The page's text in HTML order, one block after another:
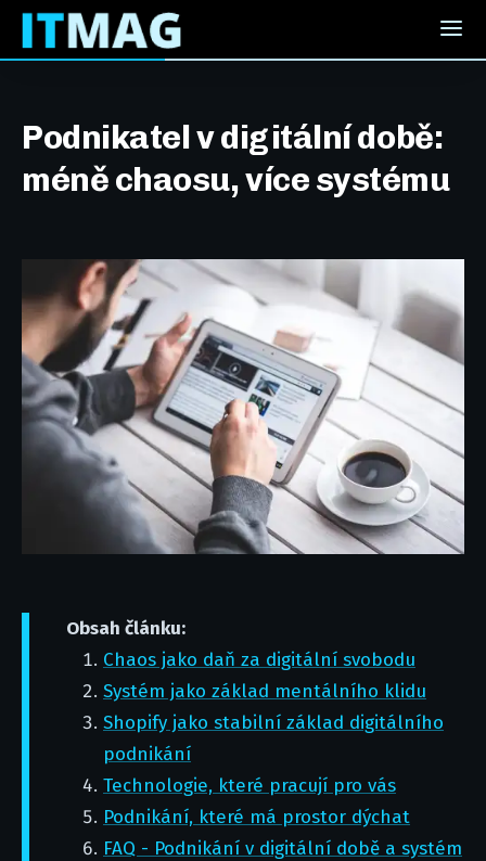
Podnikatel v digitální době:
méně chaosu, více systému
Obsah článku:
Chaos jako daň za digitální svobodu
Systém jako základ mentálního klidu
Shopify jako stabilní základ digitálního
podnikání
Technologie, které pracují pro vás
Podnikání, které má prostor dýchat
FAQ - Podnikání v digitální době a systém